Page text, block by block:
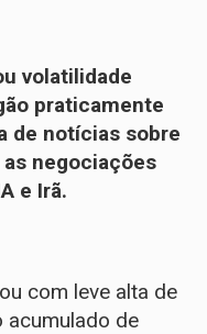
volatilidade
praticamente
de notícias sobre
negociações
e Irã.
com leve alta de
acumulado de